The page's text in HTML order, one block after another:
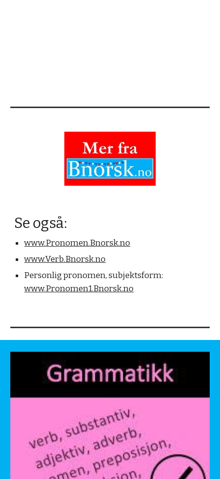
Se også:
www.Pronomen.Bnorsk.no
www.Verb.Bnorsk.no
Personlig pronomen, subjektsform:
www.Pronomen1.Bnorsk.no